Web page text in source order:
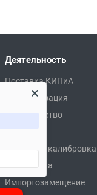
Деятельность
Поставка КИПиА
Автоматизация
Производство
Поверка и калибровка
Разработка
Импортозамещение